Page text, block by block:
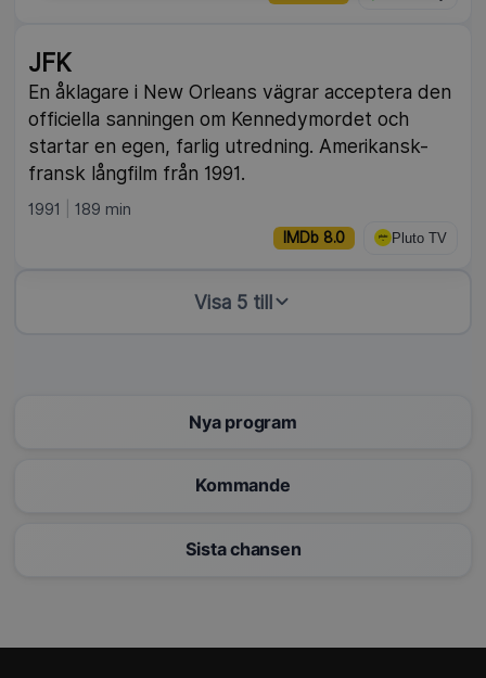
JFK
En åklagare i New Orleans vägrar acceptera den
officiella sanningen om Kennedymordet och
startar en egen, farlig utredning. Amerikansk-
fransk långfilm från 1991.
1991 189 min
IMDb 8.0 Pluto TV
Visa 5 till
Nya program
Kommande
Sista chansen